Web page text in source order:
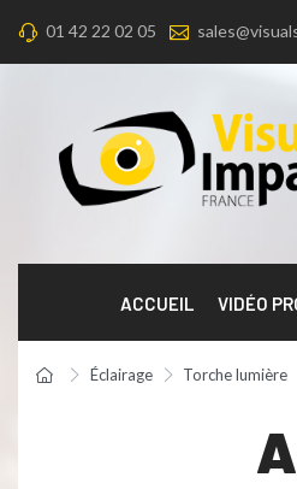
01 42 22 02 05
ACCUEIL VIDÉO
Éclairage Torche lumière